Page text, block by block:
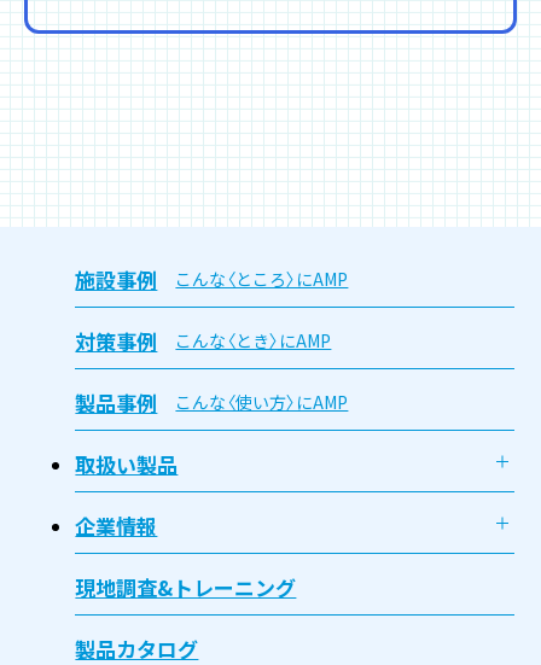
施設事例 こんな〈ところ〉にAMP
対策事例 こんな〈とき〉にAMP
製品事例 こんな〈使い方〉にAMP
取扱い製品
企業情報
現地調査&トレーニング
製品カタログ